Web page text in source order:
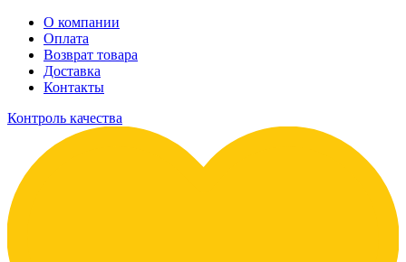
О компании
Оплата
Возврат товара
Доставка
Контакты
Контроль качества